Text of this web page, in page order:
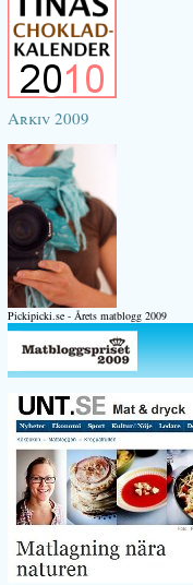
Arkiv 2009
Pickipicki.se - Årets matblogg 2009